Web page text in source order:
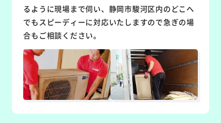
るように現場まで伺い、静岡市駿河区内のどこへ
でもスピーディーに対応いたしますので急ぎの場
合もご相談ください。